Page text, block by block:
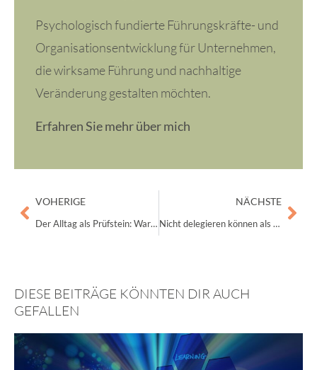
Psychologisch fundierte Führungskräfte- und
Organisationsentwicklung für Unternehmen,
die wirksame Führung und nachhaltige
Veränderung gestalten möchten.
Erfahren Sie mehr über mich
Zurück
VOHERIGE
Der Alltag als Prüfstein: Warum gute Absichten alleine Zusammenarbeit nicht verändern
NÄCHSTE
Nicht delegieren können als Führungskraft: Psychodynamische Hintergründe von Kontrolle und Überidentifikation
DIESE BEITRÄGE KÖNNTEN DIR AUCH
GEFALLEN